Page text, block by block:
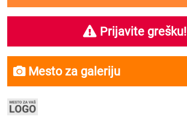
Prijavite grešku!
Mesto za galeriju